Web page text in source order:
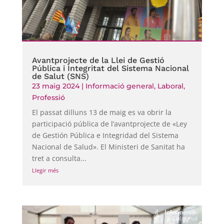
Avantprojecte de la Llei de Gestió
Pública i Integritat del Sistema Nacional
de Salut (SNS)
23 maig 2024| Informació general, Laboral,
Professió
El passat dilluns 13 de maig es va obrir la
participació pública de l’avantprojecte de «Ley
de Gestión Pública e Integridad del Sistema
Nacional de Salud». El Ministeri de Sanitat ha
tret a consulta...
Llegir més